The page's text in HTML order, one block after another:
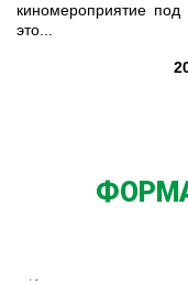
киномероприятие
это...